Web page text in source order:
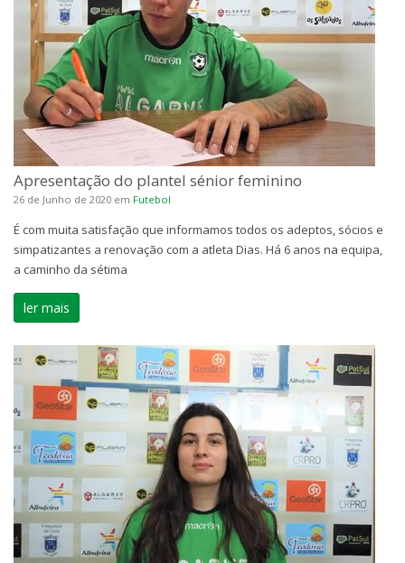
Apresentação do plantel sénior feminino
26 de Junho de 2020 em Futebol
É com muita satisfação que informamos todos os adeptos, sócios e
simpatizantes a renovação com a atleta Dias. Há 6 anos na equipa,
a caminho da sétima
ler mais